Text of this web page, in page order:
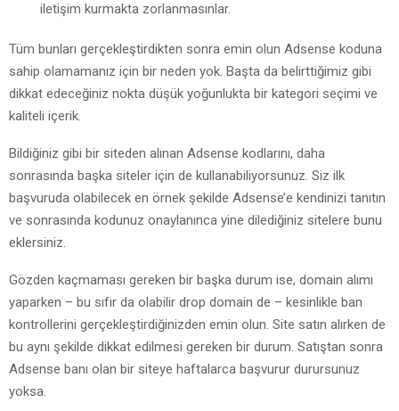
iletişim kurmakta zorlanmasınlar.
Tüm bunları gerçekleştirdikten sonra emin olun Adsense koduna
sahip olamamanız için bir neden yok. Başta da belirttiğimiz gibi
dikkat edeceğiniz nokta düşük yoğunlukta bir kategori seçimi ve
kaliteli içerik.
Bildiğiniz gibi bir siteden alınan Adsense kodlarını, daha
sonrasında başka siteler için de kullanabiliyorsunuz. Siz ilk
başvuruda olabilecek en örnek şekilde Adsense’e kendinizi tanıtın
ve sonrasında kodunuz onaylanınca yine dilediğiniz sitelere bunu
eklersiniz.
Gözden kaçmaması gereken bir başka durum ise, domain alımı
yaparken – bu sıfır da olabilir drop domain de – kesinlikle ban
kontrollerini gerçekleştirdiğinizden emin olun. Site satın alırken de
bu aynı şekilde dikkat edilmesi gereken bir durum. Satıştan sonra
Adsense banı olan bir siteye haftalarca başvurur durursunuz
yoksa.